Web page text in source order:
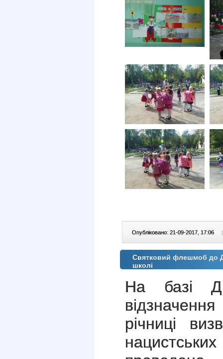
Опубліковано: 21-09-2017, 17:06 |
Святковий флешмоб до
школі
На базі
річниці